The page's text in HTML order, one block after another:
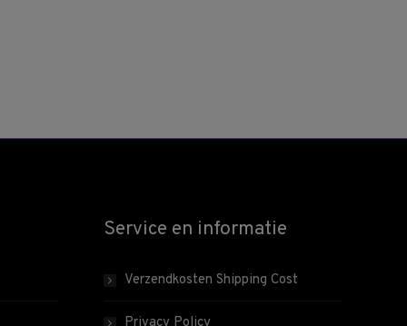
Service en informatie
Verzendkosten Shipping Cost